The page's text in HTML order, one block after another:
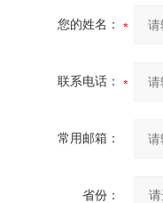
您的姓名：
联系电话：
常用邮箱：
省份：